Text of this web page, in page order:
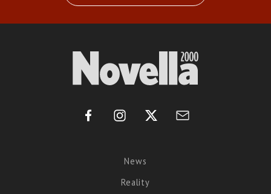
News
Reality